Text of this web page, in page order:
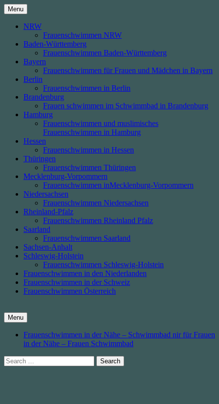
Skip
to
content
Menu
NRW
Frauenschwimmen NRW
Baden-Württemberg
Frauenschwimmen Baden-Württemberg
Bayern
Frauenschwimmen für Frauen und Mädchen in Bayern
Berlin
Frauenschwimmen in Berlin
Brandenburg
Frauen schwimmen im Schwimmbad in Brandenburg
Hamburg
Frauenschwimmen und muslimisches
Frauenschwimmen in Hamburg
Hessen
Frauenschwimmen in Hessen
Thüringen
Frauenschwimmen Thüringen
Mecklenburg-Vorpommern
Frauenschwimmen inMecklenburg-Vorpommern
Niedersachsen
Frauenschwimmen Niedersachsen
Rheinland-Pfalz
Frauenschwimmen Rheinland Pfalz
Saarland
Frauenschwimmen Saarland
Sachsen-Anhalt
Schleswig-Holstein
Frauenschwimmen Schleswig-Holstein
Frauenschwimmen in den Niederlanden
Frauenschwimmen in der Schweiz
Frauenschwimmen Österreich
Menu
Frauenschwimmen in der Nähe – Schwimmbad nir für Frauen
in der Nähe – Frauen Schwimmbad
Search
for: